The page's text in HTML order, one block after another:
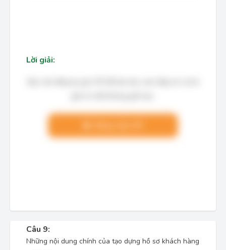
Lời giải:
Câu 9:
Những nội dung chính của tạo dựng hồ sơ khách hàng